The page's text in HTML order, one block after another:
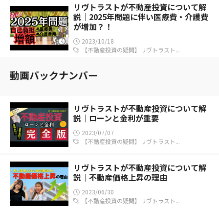
リヴトラストが不動産投資について解
説｜2025年問題に伴い医療費・介護費
が増加？！
2023/10/18
【不動産投資の疑問】リヴトラスト...
動画バックナンバー
リヴトラストが不動産投資について解
説｜ローンと金利が重要
2023/07/07
【不動産投資の疑問】リヴトラスト...
リヴトラストが不動産投資について解
説｜不動産価格上昇の理由
2023/06/30
【不動産投資の疑問】リヴトラスト...